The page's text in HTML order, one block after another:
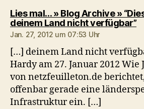
Lies mal… » Blog Archive »
deinem Land nicht verfügbar”
Jan. 27, 2012 um 07:53 Uhr
[…] deinem Land nicht
Hardy am 27. Januar 2012 Wie
von netzfeuilleton.de
offenbar gerade eine
Infrastruktur ein. […]